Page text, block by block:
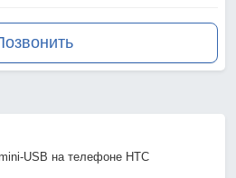
USB на телефоне HTC